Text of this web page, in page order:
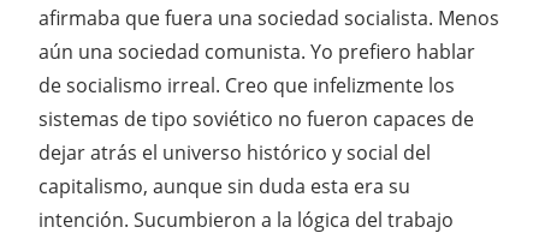
afirmaba que fuera una sociedad socialista. Menos
aún una sociedad comunista. Yo prefiero hablar
de socialismo irreal. Creo que infelizmente los
sistemas de tipo soviético no fueron capaces de
dejar atrás el universo histórico y social del
capitalismo, aunque sin duda esta era su
intención. Sucumbieron a la lógica del trabajo